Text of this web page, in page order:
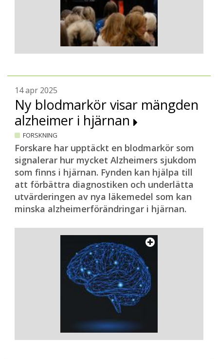
14 apr 2025
Ny blodmarkör visar mängden
alzheimer i hjärnan
FORSKNING
Forskare har upptäckt en blodmarkör som
signalerar hur mycket Alzheimers sjukdom
som finns i hjärnan. Fynden kan hjälpa till
att förbättra diagnostiken och underlätta
utvärderingen av nya läkemedel som kan
minska alzheimerförändringar i hjärnan.